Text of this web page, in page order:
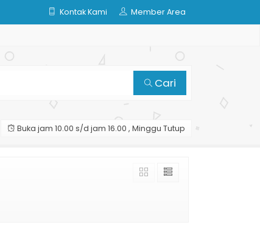
Kontak Kami Member Area
Cari
Buka jam 10.00 s/d jam 16.00 , Minggu Tutup